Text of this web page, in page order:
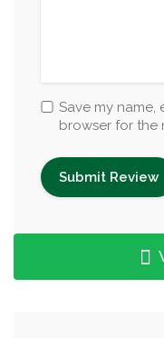
Save my name,
browser for the